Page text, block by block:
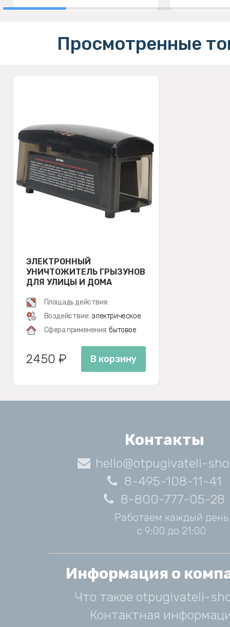
Просмотренные
ЭЛЕКТРОННЫЙ
УНИЧТОЖИТЕЛЬ ГРЫЗУНОВ
ДЛЯ УЛИЦЫ И ДОМА
Площадь действия:
Воздействие: электрическое
Сфера применения: бытовое
2450 ₽ В корзину
Контакты
hello@otpugivateli-
8-495-108-11-41
8-800-777-05-28
Работаем каждый день
с 9:00 до 21:00
Информация о
Что такое otpugivateli-
Контактная